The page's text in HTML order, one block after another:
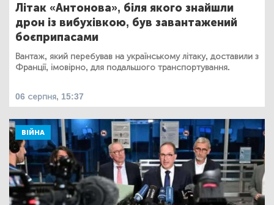
Літак «Антонова», біля якого знайшли
дрон із вибухівкою, був завантажений
боєприпасами
Вантаж, який перебував на українському літаку, доставили з
Франції, імовірно, для подальшого транспортування.
06 серпня, 15:37
ВІЙНА